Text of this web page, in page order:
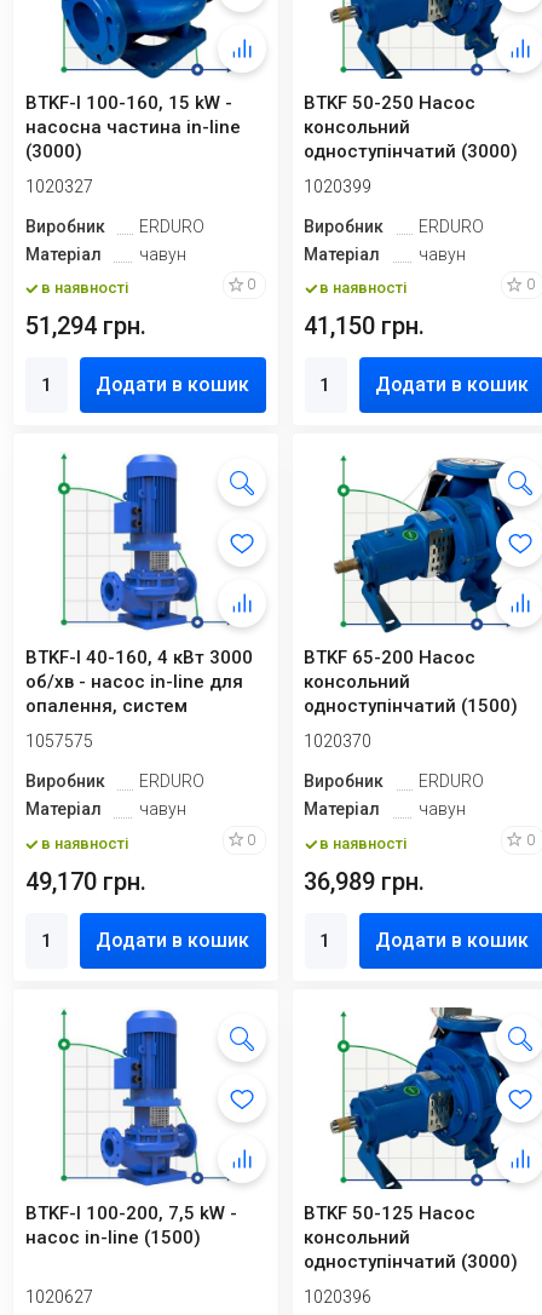
BTKF-I 100-160, 15 kW -
насосна частина in-line
(3000)
1020327
Виробник
ERDURO
Матеріал
чавун
в наявності 0
51,294 грн.
Додати в кошик
BTKF 50-250 Насос
консольний
одноступінчатий (3000)
1020399
Виробник
ERDURO
Матеріал
чавун
в наявності 0
41,150 грн.
Додати в кошик
BTKF-I 40-160, 4 кВт 3000
об/хв - насос in-line для
опалення, систем
кондиціо...
1057575
Виробник
ERDURO
Матеріал
чавун
в наявності 0
49,170 грн.
Додати в кошик
BTKF 65-200 Насос
консольний
одноступінчатий (1500)
1020370
Виробник
ERDURO
Матеріал
чавун
в наявності 0
36,989 грн.
Додати в кошик
BTKF-I 100-200, 7,5 kW -
насос in-line (1500)
1020627
BTKF 50-125 Насос
консольний
одноступінчатий (3000)
1020396